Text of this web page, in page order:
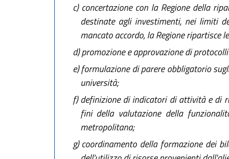
c)concertazione con la Regione della
destinate agli investimenti, nei limiti
mancato accordo, la Regione ripartisce
d)promozione e approvazione di
e)formulazione di parere obbligatorio
università;
f)definizione di indicatori di attività e di
fini della valutazione della
metropolitana;
g)coordinamento della formazione dei